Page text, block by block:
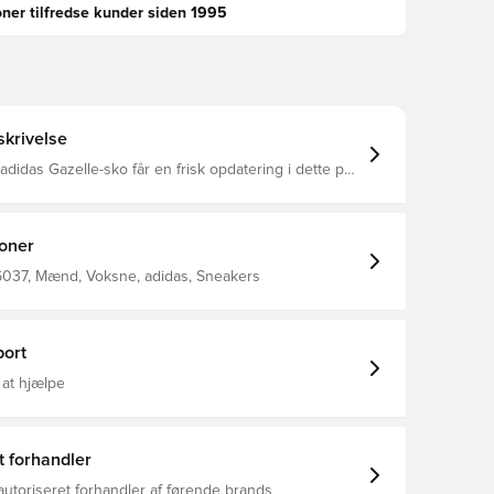
tilfredse kunder siden 1995
Gazelle-sko får en frisk opdatering i dette par
dagen. Uanset om du udforsker byen eller
lang, bringer disse Gazelle sko eventyret.
Snørelukning Syntetisk overdel Tekstilfor
Mænd, Voksne, adidas, Sneakers
at hjælpe
forhandler
forhandler af førende brands